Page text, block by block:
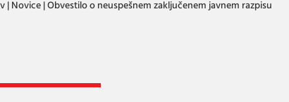
Novice Obvestilo o neuspešnem zaključenem javnem razpisu